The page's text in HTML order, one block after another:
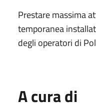
Prestare massima
temporanea
degli operatori di
A cura di